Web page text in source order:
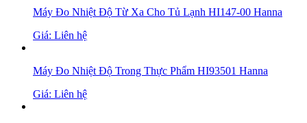
Máy Đo Nhiệt Độ Từ Xa Cho Tủ Lạnh HI147-00 Hanna
Giá: Liên hệ
Máy Đo Nhiệt Độ Trong Thực Phẩm HI93501 Hanna
Giá: Liên hệ